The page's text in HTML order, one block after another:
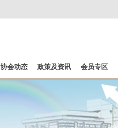
协会动态 政策及资讯 会员专区